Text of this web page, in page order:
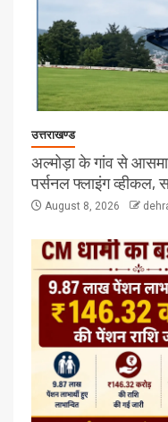
उत्तराखण्ड
अल्मोड़ा के गांव से
पर्सनल फ्लाइंग व्हीकल,
August 8, 2026